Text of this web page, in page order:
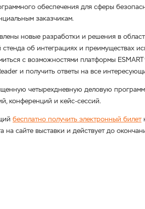
обеспечения для сферы
заказчикам.
новые разработки и решения в
об интеграциях и преимуществах
с возможностями платформы
и получить ответы на все
четырехдневную деловую
конференций и кейс-сессий.
бесплатно получить электронный билет
сайте выставки и действует до